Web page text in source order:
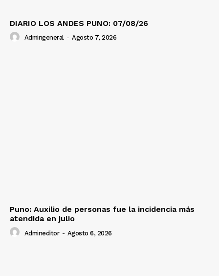
DIARIO LOS ANDES PUNO: 07/08/26
Admingeneral - Agosto 7, 2026
Puno: Auxilio de personas fue la incidencia más
atendida en julio
Admineditor - Agosto 6, 2026